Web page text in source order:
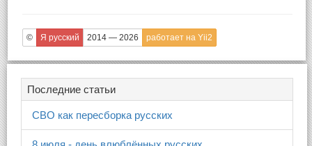
© Я русский 2014 — 2026 работает на Yii2
Последние статьи
СВО как пересборка русских